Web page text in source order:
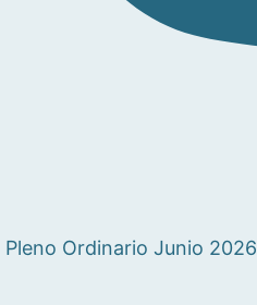
Pleno Ordinario Junio 2026